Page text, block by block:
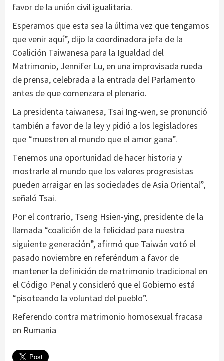
favor de la unión civil igualitaria.
Esperamos que esta sea la última vez que tengamos
que venir aquí”, dijo la coordinadora jefa de la
Coalición Taiwanesa para la Igualdad del
Matrimonio, Jennifer Lu, en una improvisada rueda
de prensa, celebrada a la entrada del Parlamento
antes de que comenzara el plenario.
La presidenta taiwanesa, Tsai Ing-wen, se pronunció
también a favor de la ley y pidió a los legisladores
que “muestren al mundo que el amor gana”.
Tenemos una oportunidad de hacer historia y
mostrarle al mundo que los valores progresistas
pueden arraigar en las sociedades de Asia Oriental”,
señaló Tsai.
Por el contrario, Tseng Hsien-ying, presidente de la
llamada “coalición de la felicidad para nuestra
siguiente generación”, afirmó que Taiwán votó el
pasado noviembre en referéndum a favor de
mantener la definición de matrimonio tradicional en
el Código Penal y consideró que el Gobierno está
“pisoteando la voluntad del pueblo”.
Referendo contra matrimonio homosexual fracasa
en Rumania